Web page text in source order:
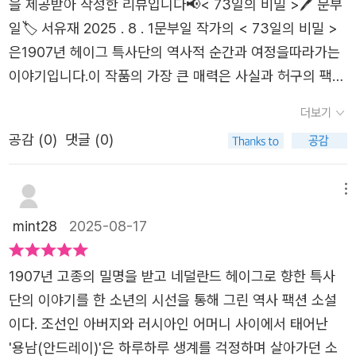
외다. 검색해본 내용 중에 '그야말로 폭풍과도 같이 근대 세
계를 질주한 사람'이라는 표현이 나온다. 너무 궁금해져서
이것저것 찾아보니 그를 주인공으로 한 소설이 두 권쯤 있었
다. 그런데 작가의 상상력으로 채워진 부분이 많다고 한다.
어쩐 일인지 그의 후반부 생애에 대한 기록이 없기 때문이
다. 심지어 사망 일시나 원인, 장소도 잘 모른다고 한다. 그렇
날이 어찌될지 전혀 예측 못하고 떠나온 여정. 알렉세이에게
는 미국으로 가는 기회가 열리고, 특사단은 회의장으로, 엄
마는 다시 고향으로 갈라지며 열린 결말로 끝맺는다. 사실
그 역사의 결말은 우리가 알고 있지만 말이다. 역사에 기록
되지 않은 이들의 역동적인 각각의 삶이 지금의 우리를 있게
했구나 라는 생각이 든다. 역사동화의 역할은 박제된 역사를
살아 움직이는 것으로 느끼게 하는 것이라는 말이 있다. 이
책은 그 역할을 아주 충실하게 하고 있다.
영웅들이 있다영웅들이 역할을 완수하기까지 옆에서 응원하
고 지지하는 이름없는 수많은 독립 운동가들을 떠올린다.연
해주에 사는 카레이스키 소년 용남은 조선의 노비출신 아버
비 차별로 다친 아빠를 보며 양반을 좋아하지 않던 용남이
다.양반출신이지만 어린 자신을 존중해주는 이상설선생이나
최재형선생들을 만나면서 조선의 상황과 독립운동가들의 모
습을 보며 조국에 대한 사랑을 갖게 되고 성장하는 용남에게
서 그 시대의 선조들의 당당한 모습을 만났다. 자신도 모르
는 사이에 헤이그 특사의 여정에 함께 하게된 용남의 상황이
긴박하면서 흥미진진하게 그려져 책 속에 빠져든다. 헤이그
특사의 임무를 완수하기 위해 도와주는 주변의 손길들. 모두
가 각자의 방식으로 도우며 자신의 역할을 해낸 이들을 떠올
리게 된다연해주에 살던 조선인들의 삶을 들여다볼 수 있어
을 제공받아 작성한 리뷰입니다📢< 73일의 비밀 >🖊️ 문부
일🏷 서유재 2025 . 8 . 1문부일 작가의 < 73일의 비밀 >
은1907년 헤이그 특사단의 역사적 순간과 여정을따라가는
이야기입니다.이 작품의 가장 큰 매력은 사실과 허구의 팩션
가 바탕이 되어 역사적 사실성을 갖추면서도, 그 곁을 함께
한 소년의 시선이 더해져 이야기는 생생하고 따뜻하게 다가
고자 했습니다.그 길은 곧 헤이그 만국평화회의. 세계가 모
이는 자리에서 대한제국의 억울함을 호소하려 했지요.주인
공 블라디보스토크 한인촌의 소년 안드레이(조선 이름 용
남)는우연히 독립운동가들과 얽히게되고 고종의 밀명을 받
아 이준, 이상설, 이위종 세 특사와 엄마와 함께 네덜란드로
향하는 위험한 길에 오릅니다.그러나 결과는 냉혹했습니
다. 열강들은 자국의 이익에 따라 침묵했고, 일본은 대한제
더보기
공감 (0) 댓글 (0)
mint28 2025-08-17
1907년 고종의 밀명을 받고 네덜란드 헤이그로 향한 특사
단의 이야기를 한 소년의 시선을 통해 그린 역사 팩션 소설
이다. 조선인 아버지와 러시아인 어머니 사이에서 태어난
'용남(안드레이)'은 하루하루 생계를 걱정하며 살아가던 소